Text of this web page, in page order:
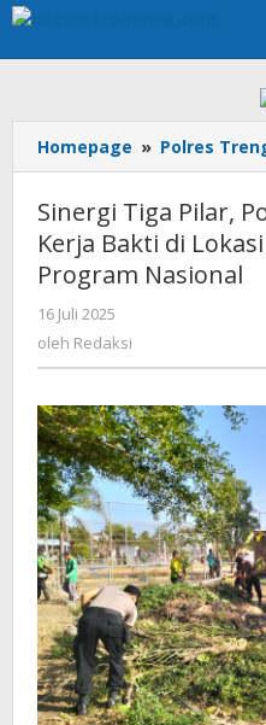
Lewati
konten
Homepage » Polres
Sinergi Tiga Pilar,
Kerja Bakti di
Program Nasional
16 Juli 2025
Redaksi
oleh Redaksi